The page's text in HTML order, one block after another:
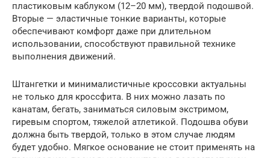
пластиковым каблуком (12–20 мм), твердой подошвой.
Вторые — эластичные тонкие варианты, которые
обеспечивают комфорт даже при длительном
использовании, способствуют правильной технике
выполнения движений.
Штангетки и минималистичные кроссовки актуальны
не только для кроссфита. В них можно лазать по
канатам, бегать, заниматься силовым экстримом,
гиревым спортом, тяжелой атлетикой. Подошва обуви
должна быть твердой, только в этом случае людям
будет удобно. Мягкое основание не стоит применять на